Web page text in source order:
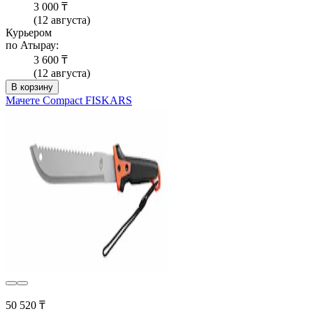
3 000 ₸
(12 августа)
Курьером
по Атырау:
3 600 ₸
(12 августа)
В корзину
Мачете Compact FISKARS
50 520 ₸